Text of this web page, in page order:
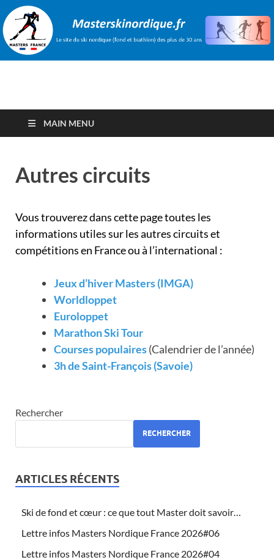
Le site du ski nordique
(fond et biathlon) des
MAIN MENU
Autres circuits
Vous trouverez dans cette page toutes les
informations utiles sur les autres circuits et
compétitions en France ou à l’international :
Jeux d’hiver Masters (IMGA)
Worldloppet
Euroloppet
Marathon Ski Tour
Courses populaires(Calendrier de l’année)
3h de Saint-François (Savoie)
Rechercher
RECHERCHER
ARTICLES RÉCENTS
Ski de fond et cœur : ce que tout Master doit savoir…
Lettre infos Masters Nordique France 2026#06
Lettre infos Masters Nordique France 2026#04